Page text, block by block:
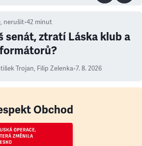
nerušit•42 minut
senát, ztratí Láska klub a
Trojan, Filip Zelenka•7. 8. 2026
Obchod